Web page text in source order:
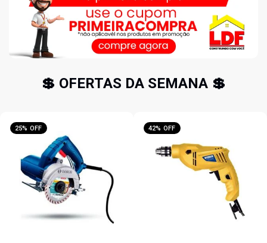
💲 OFERTAS DA SEMANA 💲
25% OFF 42% OFF